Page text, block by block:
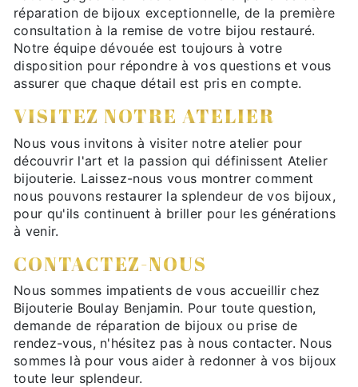
réparation de bijoux exceptionnelle, de la première
consultation à la remise de votre bijou restauré.
Notre équipe dévouée est toujours à votre
disposition pour répondre à vos questions et vous
assurer que chaque détail est pris en compte.
VISITEZ NOTRE ATELIER
Nous vous invitons à visiter notre atelier pour
découvrir l'art et la passion qui définissent Atelier
bijouterie. Laissez-nous vous montrer comment
nous pouvons restaurer la splendeur de vos bijoux,
pour qu'ils continuent à briller pour les générations
à venir.
CONTACTEZ-NOUS
Nous sommes impatients de vous accueillir chez
Bijouterie Boulay Benjamin. Pour toute question,
demande de réparation de bijoux ou prise de
rendez-vous, n'hésitez pas à nous contacter. Nous
sommes là pour vous aider à redonner à vos bijoux
toute leur splendeur.